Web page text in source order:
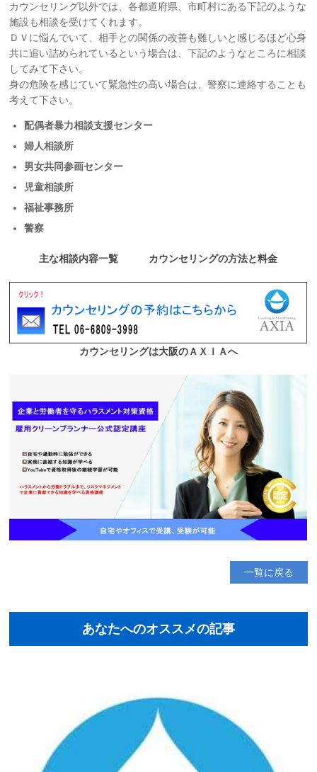
カウンセリング以外では、各都道府県、市町村にある下記のような
施設も相談を受けてくれます。
ＤＶに悩んでいて、相手との関係の改善も難しいと感じるほど心身
共に追い詰められているという場合は、下記のようなところに相談
してみて下さい。
身の危険を感じていて緊急性の高い場合は、警察に連絡することも
考えて下さい。
配偶者暴力相談支援センター
婦人相談所
男女共同参画センター
児童相談所
福祉事務所
警察
一覧に戻る
あなたへのオススメの記事